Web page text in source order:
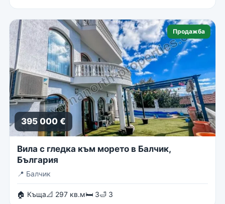
Продажба
395 000 €
Вила с гледка към морето в Балчик,
България
📍 Балчик
🏠 Къща📐 297 кв.м🛏 3🛁 3